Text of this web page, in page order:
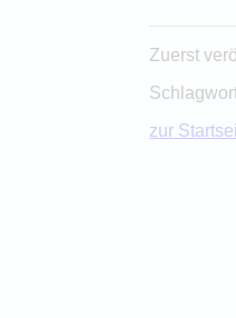
Zuerst
zur